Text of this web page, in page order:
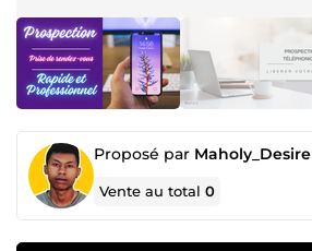
Proposé par Maholy_Desire
Vente au total0